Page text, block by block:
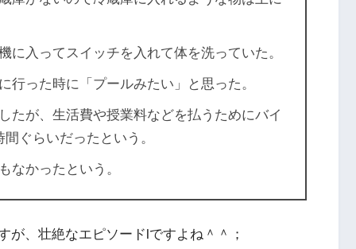
に入ってスイッチを入れて体を洗っていた。
行った時に「プールみたい」と思った。
たが、生活費や授業料などを払うためにバイ
ぐらいだったという。
なかったという。
が、壮絶なエピソードlですよね＾＾；